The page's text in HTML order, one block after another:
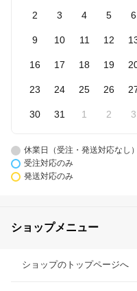
2 3 4 5 6
9 10 11 12
16 17 18 19
23 24 25 26
30 31 1 2 3
休業日（受注・発送対応なし）
受注対応のみ
発送対応のみ
ショップメニュー
ショップのトップページへ